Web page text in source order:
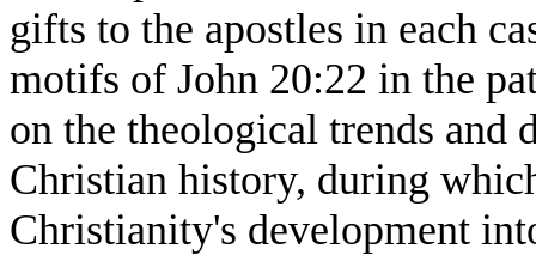
gifts to the apostles in each
motifs of John 20:22 in the
on the theological trends and
Christian history, during
Christianity's development